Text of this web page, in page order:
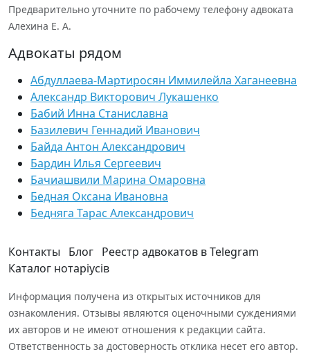
Предварительно уточните по рабочему телефону адвоката
Алехина Е. А.
Адвокаты рядом
Абдуллаева-Мартиросян Иммилейла Хаганеевна
Александр Викторович Лукашенко
Бабий Инна Станиславна
Базилевич Геннадий Иванович
Байда Антон Александрович
Бардин Илья Сергеевич
Бачиашвили Марина Омаровна
Бедная Оксана Ивановна
Бедняга Тарас Александрович
Контакты Блог Реестр адвокатов в Telegram
Каталог нотаріусів
Информация получена из открытых источников для
ознакомления. Отзывы являются оценочными суждениями
их авторов и не имеют отношения к редакции сайта.
Ответственность за достоверность отклика несет его автор.